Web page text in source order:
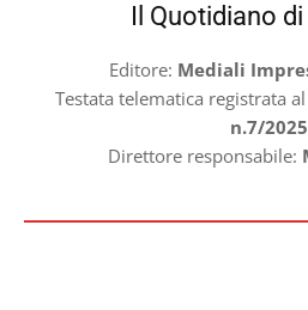
Il Quotidiano
Editore: Mediali
Testata telematica registrata
n.7/2025
Direttore responsabile: